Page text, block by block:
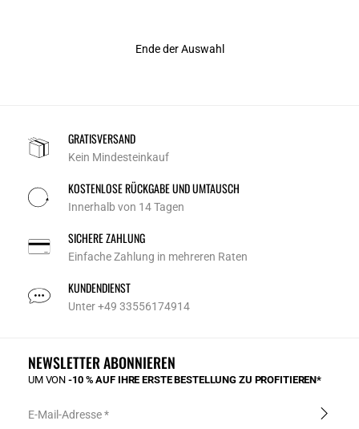
Ende der Auswahl
GRATISVERSAND
Kein Mindesteinkauf
KOSTENLOSE RÜCKGABE UND UMTAUSCH
Innerhalb von 14 Tagen
SICHERE ZAHLUNG
Einfache Zahlung in mehreren Raten
KUNDENDIENST
Unter +49 33556174914
NEWSLETTER ABONNIEREN
UM VON-10 % AUF IHRE ERSTE BESTELLUNG ZU PROFITIEREN*
E-Mail-Adresse